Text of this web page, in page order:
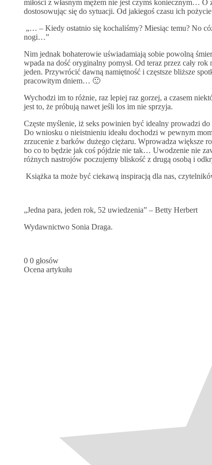
miłości z własnym mężem nie jest czymś koniecznym… O
dostosowując się do sytuacji. Od jakiegoś czasu ich
„… – Kiedy ostatnio się kochaliśmy? Miesiąc temu? No
nogi…”
Nim jednak bohaterowie uświadamiają sobie powolną
wpada na dość oryginalny pomysł. Od teraz przez cały
jeden. Przywrócić dawną namiętność i częstsze bliższe
pracowitym dniem… 🙂
Wychodzi im to różnie, raz lepiej raz gorzej, a czasem
jest to, że próbują nawet jeśli los im nie sprzyja.
Częste myślenie, iż seks powinien być idealny prowadzi
Do wniosku o nieistnieniu ideału dochodzi w pewnym
zrzucenie z barków dużego ciężaru. Wprowadza większe
bo co to będzie jak coś pójdzie nie tak… Uwodzenie nie
różnych nastrojów poczujemy bliskość z drugą osobą i
Książka ta może być ciekawą inspiracją dla nas,
„Jedna para, jeden rok, 52 uwiedzenia” – Betty Herbert
Wydawnictwo Sonia Draga.
0 0 głosów
Ocena artykułu